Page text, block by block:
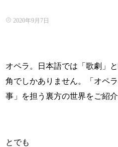
2020年9月7日
オペラ。日本語では「歌劇」
角でしかありません。「オペ
事」を担う裏方の世界をご紹介
とでも